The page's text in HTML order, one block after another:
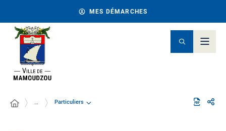
MES DÉMARCHES
… Particuliers